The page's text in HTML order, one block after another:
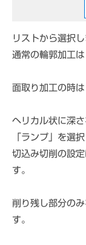
リストから選択し
通常の輪郭加工
面取り加工の時は
ヘリカル状に深
「ランプ」を選択
切込み切削の設
す。
削り残し部分の
す。